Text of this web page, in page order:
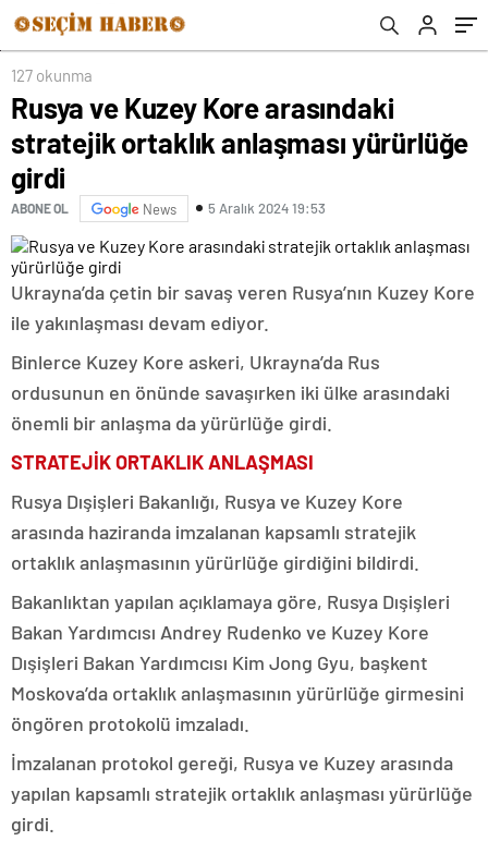
127 okunma
Rusya ve Kuzey Kore arasındaki
stratejik ortaklık anlaşması yürürlüğe
girdi
ABONE OL News 5 Aralık 2024 19:53
Ukrayna’da çetin bir savaş veren Rusya’nın Kuzey Kore
ile yakınlaşması devam ediyor.
Binlerce Kuzey Kore askeri, Ukrayna’da Rus
ordusunun en önünde savaşırken iki ülke arasındaki
önemli bir anlaşma da yürürlüğe girdi.
STRATEJİK ORTAKLIK ANLAŞMASI
Rusya Dışişleri Bakanlığı, Rusya ve Kuzey Kore
arasında haziranda imzalanan kapsamlı stratejik
ortaklık anlaşmasının yürürlüğe girdiğini bildirdi.
Bakanlıktan yapılan açıklamaya göre, Rusya Dışişleri
Bakan Yardımcısı Andrey Rudenko ve Kuzey Kore
Dışişleri Bakan Yardımcısı Kim Jong Gyu, başkent
Moskova’da ortaklık anlaşmasının yürürlüğe girmesini
öngören protokolü imzaladı.
İmzalanan protokol gereği, Rusya ve Kuzey arasında
yapılan kapsamlı stratejik ortaklık anlaşması yürürlüğe
girdi.